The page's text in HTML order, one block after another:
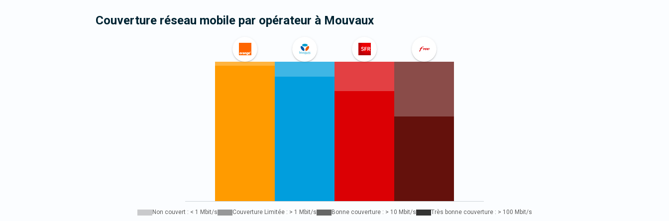
Couverture réseau mobile par opérateur à Mouvaux
Non couvert : < 1 Mbit/s Couverture Limitée : > 1 Mbit/s Bonne couverture : > 10 Mbit/s Très bonne couverture : > 100 Mbit/s